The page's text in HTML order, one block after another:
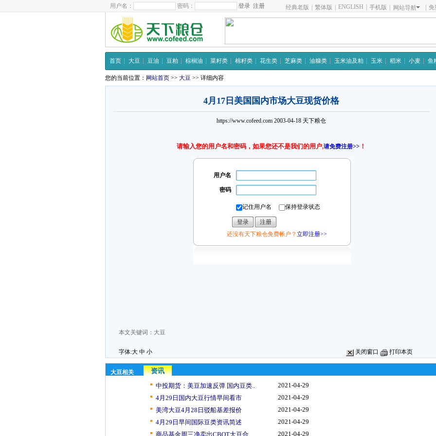
用户名： 密码： 注册 经典老版 繁体版 ENGLISH 手机版 网站导航 免
首页 大豆 豆油 豆粕 棕榈油 菜籽类 棉籽类 花生类 芝麻类 油糠类 玉米油及粕 玉米 稻米 小麦 鱼
您的当前位置： 网站首页 >> 大豆 >> 详细内容
4月17日美国国内市场大豆现货价格
https://www.cofeed.com 2003-04-18 天下粮仓
请输入您的用户名和密码，如果您还不是我们的用户,请免费注册>> ！
用户名
密码
记住用户名 保持登录状态
还没有天下粮仓免费帐户？ 立即注册>>
本文关键词： 大豆
字体:大 中 小 关闭窗口 打印本页
大豆相关
资讯
中投期货：美豆加速反弹 国内豆类..
2021-04-29
4月29日国内大豆行情早间看市
2021-04-29
美湾大豆4月28日驳船基差报价
2021-04-29
4月29日早间国际豆类资讯简述
2021-04-29
商品基金周三净卖出CBOT大豆合..
2021-04-29